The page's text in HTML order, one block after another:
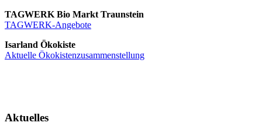
TAGWERK Bio Markt Traunstein
TAGWERK-Angebote
Isarland Ökokiste
Aktuelle Ökokistenzusammenstellung
Aktuelles